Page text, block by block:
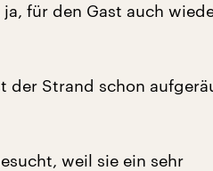
für den Gast auch
der Strand schon
weil sie ein sehr